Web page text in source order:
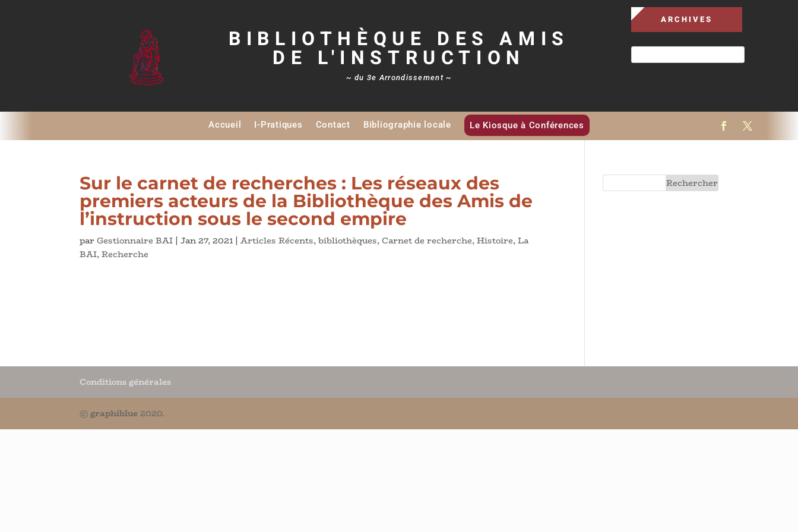
BIBLIOTHÈQUE DES AMIS
DE L'INSTRUCTION
~ du 3e Arrondissement ~
ARCHIVES
Accueil I-Pratiques Contact Bibliographie locale Le Kiosque à Conférences
Sur le carnet de recherches : Les réseaux des
premiers acteurs de la Bibliothèque des Amis de
l’instruction sous le second empire
parGestionnaire BAI |Jan 27, 2021 |Articles Récents,bibliothèques,Carnet de recherche,Histoire,La
BAI,Recherche
Conditions générales
©graphiblue 2020.